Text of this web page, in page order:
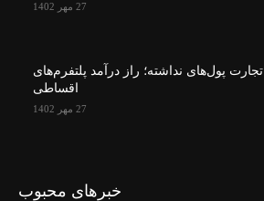
27 مهر 1402
تجارت پول‌های نداشته؛ راز درآمد پلتفرم‌های
اقساطی
27 مهر 1402
خبرهای محبوب